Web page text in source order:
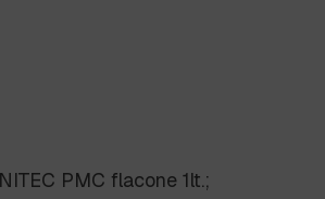
PMC flacone 1lt.;